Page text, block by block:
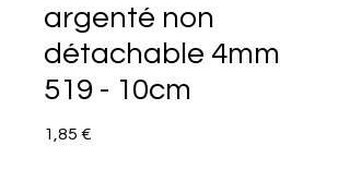
argenté non
détachable 4mm
519 - 10cm
1,85 €